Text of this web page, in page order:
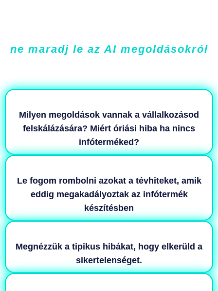
ne maradj le az AI megoldásokról
KÉSZÜLÜNK
Milyen megoldások vannak a vállalkozásod
felskálázására? Miért óriási hiba ha nincs
infóterméked?
Le fogom rombolni azokat a tévhiteket, amik
eddig megakadályoztak az infótermék
készítésben
Megnézzük a tipikus hibákat, hogy elkerüld a
sikertelenséget.